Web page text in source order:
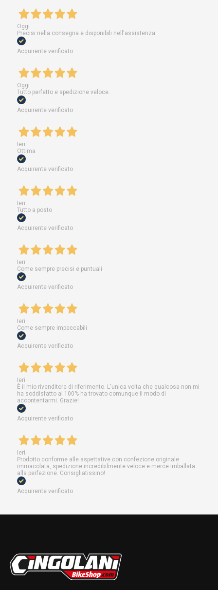
Oggi
Precisi nella consegna e disponibili nell'assistenza
Acquirente verificato
Oggi
Tutto perfetto e spedizione veloce.
Acquirente verificato
Ieri
Ottima
Acquirente verificato
Ieri
Tutto a posto
Acquirente verificato
Ieri
Come sempre precisi e puntuali
Acquirente verificato
Ieri
Come sempre impeccabili
Acquirente verificato
Ieri
È il mio rivenditore di riferimento. L'unica volta che qualcosa non mi
ha soddisfatto al 100% ha trovato comunque il modo di
accontentarmi. Grazie!
Acquirente verificato
Ieri
Prodotto conforme alle aspettative con confezione originale
immacolata, spedizione incredibilmente veloce e merce imballata
alla perfezione. Consigliatissino!
Acquirente verificato